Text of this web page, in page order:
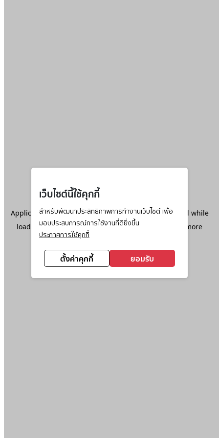
เว็บไซต์นี้ใช้คุกกี้
สำหรับพัฒนาประสิทธิภาพการทำงานเว็บไซต์ เพื่อ
มอบประสบการณ์การใช้งานที่ดียิ่งขึ้น
ประกาศการใช้คุกกี้
ตั้งค่าคุกกี้ ยอมรับ
Application error: aclient-side exception has occurred while
loadingwww.ktc.co.th(see the browser console
for more
information).